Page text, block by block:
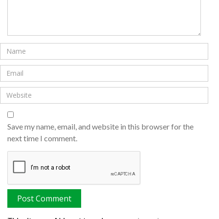
Save my name, email, and website in this browser for the
next time I comment.